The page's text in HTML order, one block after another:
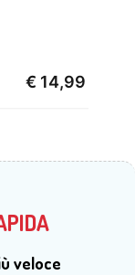
€ 14,99
veloce